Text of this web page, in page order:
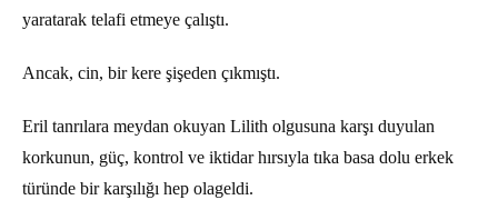
yaratarak telafi etmeye çalıştı.
Ancak, cin, bir kere şişeden çıkmıştı.
Eril tanrılara meydan okuyan Lilith olgusuna karşı duyulan
korkunun, güç, kontrol ve iktidar hırsıyla tıka basa dolu erkek
türünde bir karşılığı hep olageldi.